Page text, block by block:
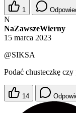
1
N
NaZawszeWierny
15 marca 2023
@SIKSA
Podać chusteczkę czy
14